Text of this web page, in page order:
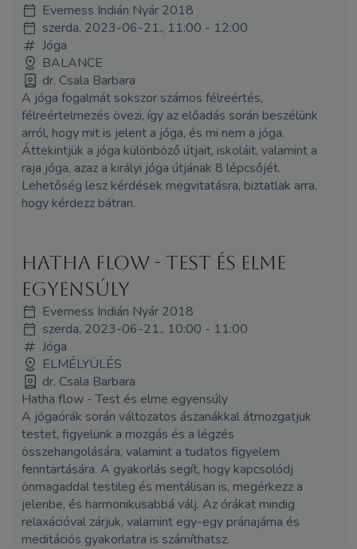
Everness Indián Nyár 2018
szerda, 2023-06-21., 11:00 - 12:00
Jóga
BALANCE
dr. Csala Barbara
A jóga fogalmát sokszor számos félreértés,
félreértelmezés övezi, így az előadás során beszélünk
arról, hogy mit is jelent a jóga, és mi nem a jóga.
Áttekintjük a jóga különböző útjait, iskoláit, valamint a
raja jóga, azaz a királyi jóga útjának 8 lépcsőjét.
Lehetőség lesz kérdések megvitatásra, biztatlak arra,
hogy kérdezz bátran.
Hatha flow - Test és elme
egyensúly
Everness Indián Nyár 2018
szerda, 2023-06-21., 10:00 - 11:00
Jóga
ELMÉLYÜLÉS
dr. Csala Barbara
Hatha flow - Test és elme egyensúly
A jógaórák során változatos ászanákkal átmozgatjuk
testet, figyelünk a mozgás és a légzés
összehangolására, valamint a tudatos figyelem
fenntartására. A gyakorlás segít, hogy kapcsolódj
önmagaddal testileg és mentálisan is, megérkezz a
jelenbe, és harmonikusabbá válj. Az órákat mindig
relaxációval zárjuk, valamint egy-egy pránajáma és
meditációs gyakorlatra is számíthatsz.